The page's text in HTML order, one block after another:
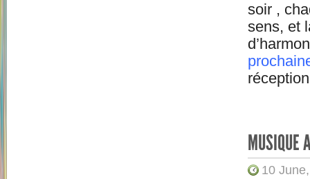
soir ,
sens, et
MUSIQUE
10